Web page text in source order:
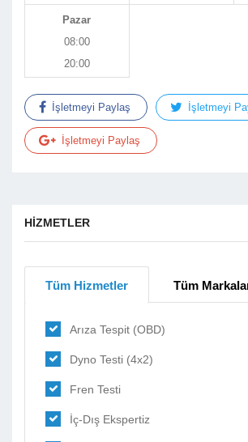
Pazar
08:00
20:00
İşletmeyi Paylaş İşletmeyi
İşletmeyi Paylaş
HİZMETLER
Tüm Hizmetler Tüm
Arıza Tespit (OBD)
Dyno Testi (4x2)
Fren Testi
İç-Dış Ekspertiz